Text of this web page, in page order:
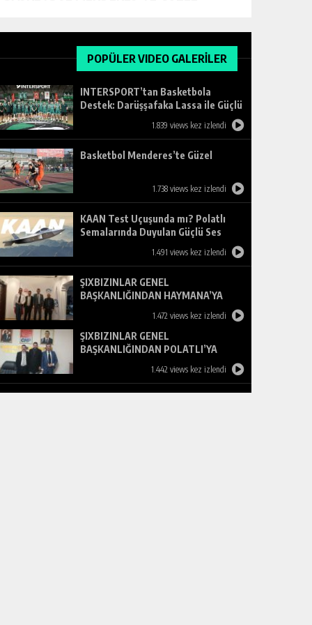
POPÜLER VIDEO GALERİLER
INTERSPORT’tan Basketbola
Destek: Darüşşafaka Lassa ile Güçlü
1.839 views kez izlendi
Basketbol Menderes’te Güzel
1.738 views kez izlendi
KAAN Test Uçuşunda mı? Polatlı
Semalarında Duyulan Güçlü Ses
1.491 views kez izlendi
ŞIXBIZINLAR GENEL
BAŞKANLIĞINDAN HAYMANA’YA
1.472 views kez izlendi
ŞIXBIZINLAR GENEL
BAŞKANLIĞINDAN POLATLI’YA
1.442 views kez izlendi